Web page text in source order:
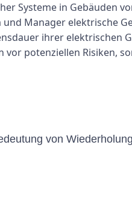
Systeme in Gebäuden
und Manager elektrische
ihrer elektrischen
vor potenziellen Risiken,